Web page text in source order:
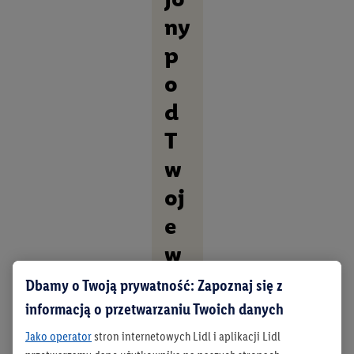
ny
p
o
d
T
w
oj
e
w
nę
tr
ze
Dbamy o Twoją prywatność: Zapoznaj się z
informacją o przetwarzaniu Twoich danych
Jako operatorstron internetowych Lidl i aplikacji Lidl